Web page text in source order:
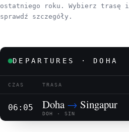
ostatniego roku. Wybierz trasę i
sprawdź szczegóły.
DEPARTURES · DOHA
CZAS TRASA
06:05 Doha → Singapur
DOH · SIN